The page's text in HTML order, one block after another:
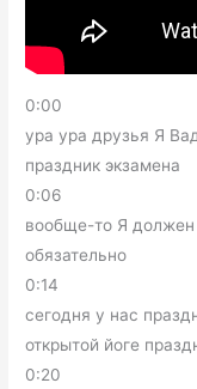
0:00
ура ура друзья Я
праздник экзамена
0:06
вообще-то Я должен
обязательно
0:14
сегодня у нас
открытой йоге
0:20